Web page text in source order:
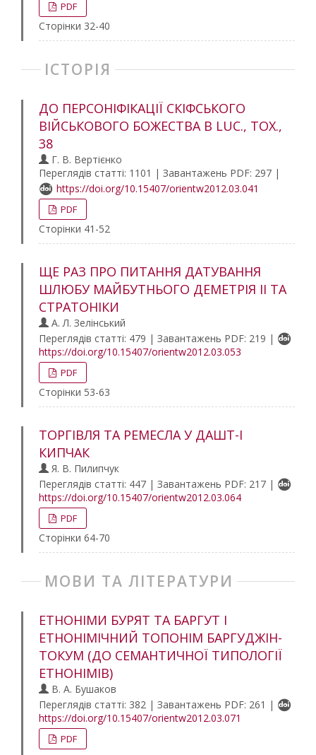
PDF
Сторінки 32-40
ІСТОРІЯ
ДО ПЕРСОНІФІКАЦІЇ СКІФСЬКОГО
ВІЙСЬКОВОГО БОЖЕСТВА В LUC., TOX.,
38
Г. В. Вертієнко
Переглядів статті: 1101 | Завантажень PDF: 297 |
https://doi.org/10.15407/orientw2012.03.041
PDF
Сторінки 41-52
ЩЕ РАЗ ПРО ПИТАННЯ ДАТУВАННЯ
ШЛЮБУ МАЙБУТНЬОГО ДЕМЕТРІЯ ІІ ТА
СТРАТОНІКИ
А. Л. Зелінський
Переглядів статті: 479 | Завантажень PDF: 219 |
https://doi.org/10.15407/orientw2012.03.053
PDF
Сторінки 53-63
ТОРГІВЛЯ ТА РЕМЕСЛА У ДАШТ-І
КИПЧАК
Я. В. Пилипчук
Переглядів статті: 447 | Завантажень PDF: 217 |
https://doi.org/10.15407/orientw2012.03.064
PDF
Сторінки 64-70
МОВИ ТА ЛІТЕРАТУРИ
ЕТНОНІМИ БУРЯТ ТА БАРГУТ І
ЕТНОНІМІЧНИЙ ТОПОНІМ БАРГУДЖІН-
ТОКУМ (ДО СЕМАНТИЧНОЇ ТИПОЛОГІЇ
ЕТНОНІМІВ)
В. А. Бушаков
Переглядів статті: 382 | Завантажень PDF: 261 |
https://doi.org/10.15407/orientw2012.03.071
PDF